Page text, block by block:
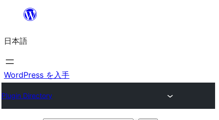
を
ス
キ
プ
日本語
WordPress を入手
Plugin Directory